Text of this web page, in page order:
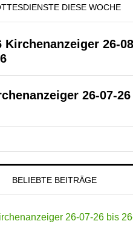
DIESE WOCHE
Kirchenanzeiger 26-
26-07-
BELIEBTE BEITRÄGE
26-07-26 bis